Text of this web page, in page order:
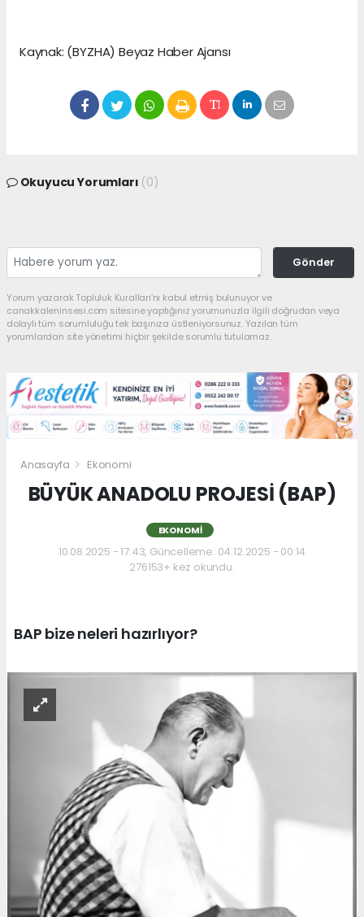
Kaynak: (BYZHA) Beyaz Haber Ajansı
Okuyucu Yorumları (0)
Gönder
Yorum yazarak Topluluk Kuralları’nı kabul etmiş bulunuyor ve
canakkaleninsesi.com sitesine yaptığınız yorumunuzla ilgili doğrudan veya
dolaylı tüm sorumluluğu tek başınıza üstleniyorsunuz. Yazılan tüm
yorumlardan site yönetimi hiçbir şekilde sorumlu tutulamaz.
Anasayfa Ekonomi
BÜYÜK ANADOLU PROJESİ (BAP)
EKONOMI
10.08.2025 - 17:43, Güncelleme: 04.12.2025 - 00:14
276153+ kez okundu.
BAP bize neleri hazırlıyor?